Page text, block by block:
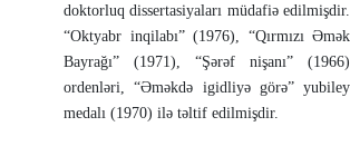
doktorluq dissertasiyaları müdafiə edil­mişdir.
“Oktyabr inqilabı” (1976), “Qır­mızı Əmək
Bayrağı” (1971), “Şərəf nişa­nı” (1966)
ordenləri, “Əməkdə igidliyə görə” yubiley
medalı (1970) ilə təltif edilmişdir.